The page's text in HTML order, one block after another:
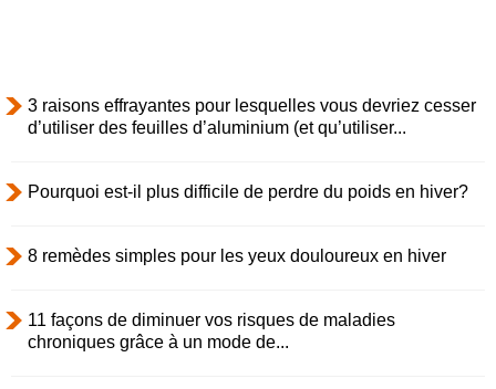
3 raisons effrayantes pour lesquelles vous devriez cesser
d’utiliser des feuilles d’aluminium (et qu’utiliser...
Pourquoi est-il plus difficile de perdre du poids en hiver?
8 remèdes simples pour les yeux douloureux en hiver
11 façons de diminuer vos risques de maladies
chroniques grâce à un mode de...